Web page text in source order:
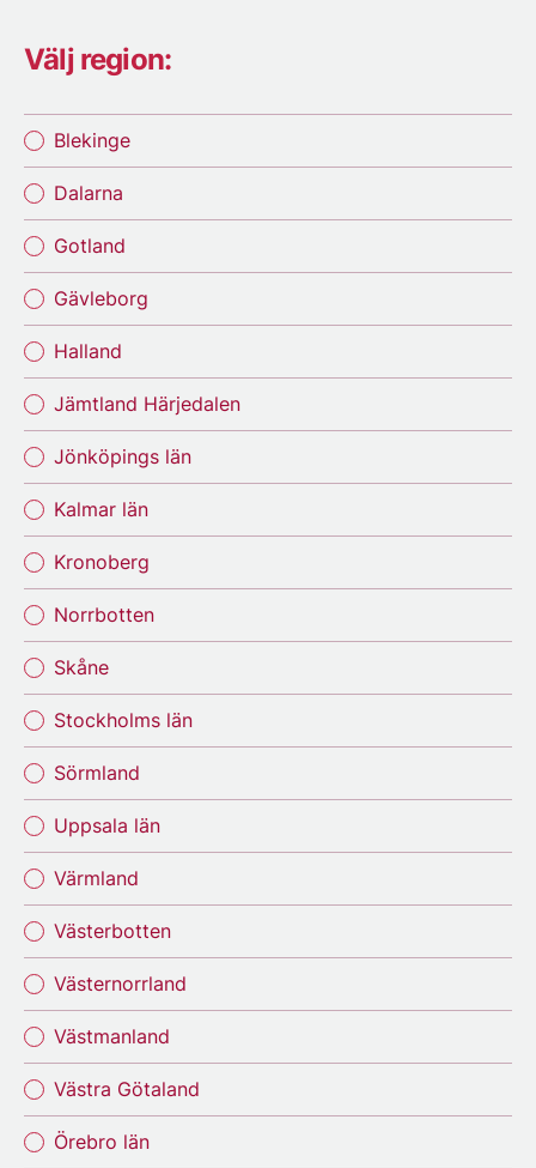
Välj region:
Blekinge
Dalarna
Gotland
Gävleborg
Halland
Jämtland Härjedalen
Jönköpings län
Kalmar län
Kronoberg
Norrbotten
Skåne
Stockholms län
Sörmland
Uppsala län
Värmland
Västerbotten
Västernorrland
Västmanland
Västra Götaland
Örebro län